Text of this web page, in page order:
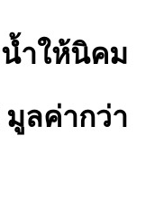
ำให้นิคม
มูลค่ากว่า